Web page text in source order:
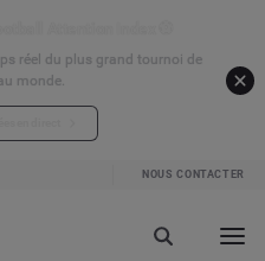
réel du plus grand tournoi de
monde.
NOUS CONTACTER